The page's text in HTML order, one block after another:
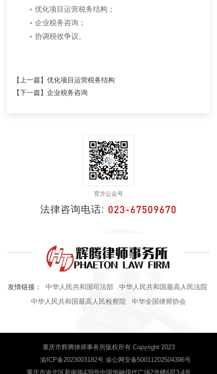
﹡优化项目运营税务结构；
﹡企业税务咨询；
﹡协调税收争议。
【上一篇】 优化项目运营税务结构
【下一篇】 企业税务咨询
官方公众号
法律咨询电话: 023-67509670
友情链接： 中华人民共和国司法部
中华人民共和国最高人民法院
中华人民共和国最高人民检察院
中华全国律师协会
重庆市辉腾律师事务所版权所有 Copyright 2023
渝ICP备2023003182号 渝公网安备50011202504396号
重庆市渝北区新南路439号中国华融现代广场2号楼6层3-4号